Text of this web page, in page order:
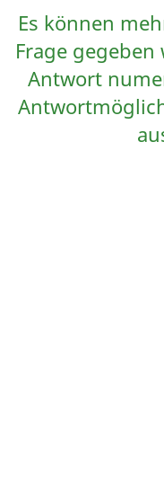
Es können
Frage
Antwort